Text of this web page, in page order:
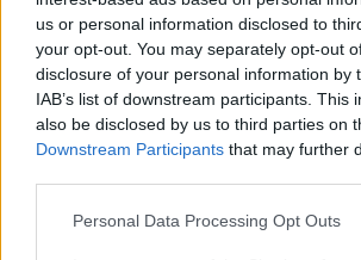
us or personal information disclosed to
your opt-out. You may separately opt-out
disclosure of your personal information by
IAB’s list of downstream participants. This
also be disclosed by us to third parties on
Downstream Participants that may further
Please note that this website/app uses one
Personal Data Processing Opt Outs